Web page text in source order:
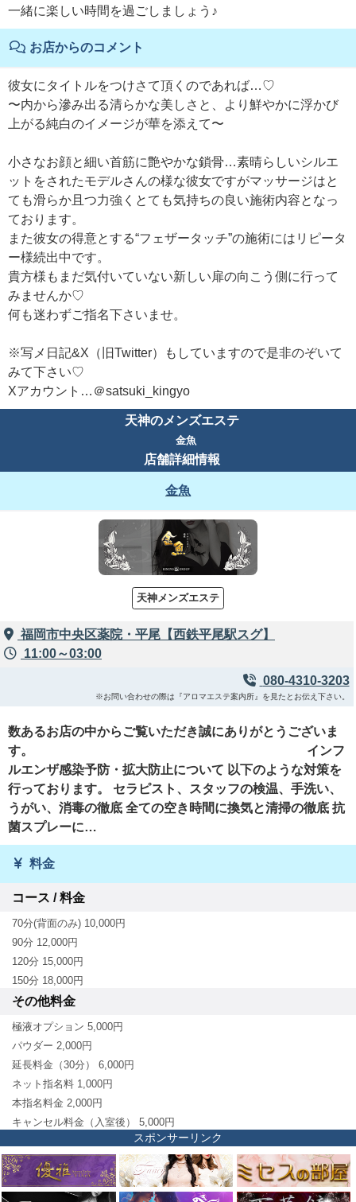
一緒に楽しい時間を過ごしましょう♪
お店からのコメント
彼女にタイトルをつけさて頂くのであれば…♡
〜内から滲み出る清らかな美しさと、より鮮やかに浮かび
上がる純白のイメージが華を添えて〜
小さなお顔と細い首筋に艶やかな鎖骨…素晴らしいシルエ
ットをされたモデルさんの様な彼女ですがマッサージはと
ても滑らか且つ力強くとても気持ちの良い施術内容となっ
ております。
また彼女の得意とする“フェザータッチ”の施術にはリピータ
ー様続出中です。
貴方様もまだ気付いていない新しい扉の向こう側に行って
みませんか♡
何も迷わずご指名下さいませ。
※写メ日記&X（旧Twitter）もしていますので是非のぞいて
みて下さい♡
Xアカウント…＠satsuki_kingyo
天神のメンズエステ
金魚
店舗詳細情報
金魚
天神メンズエステ
福岡市中央区薬院・平尾【西鉄平尾駅スグ】
11:00～03:00
080-4310-3203
※お問い合わせの際は『アロマエステ案内所』を見たとお伝え下さい。
数あるお店の中からご覧いただき誠にありがとうございま
す。 インフ
ルエンザ感染予防・拡大防止について 以下のような対策を
行っております。 セラピスト、スタッフの検温、手洗い、
うがい、消毒の徹底 全ての空き時間に換気と清掃の徹底 抗
菌スプレーに…
料金
コース / 料金
70分(背面のみ) 10,000円
90分 12,000円
120分 15,000円
150分 18,000円
その他料金
極液オプション 5,000円
パウダー 2,000円
延長料金（30分） 6,000円
ネット指名料 1,000円
本指名料金 2,000円
キャンセル料金（入室後） 5,000円
スポンサーリンク